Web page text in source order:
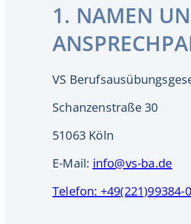
1. NAMEN
VS
Schanzenstraße 30
51063 Köln
E-Mail: info@vs-ba.de
Telefon: +49(221)99384-